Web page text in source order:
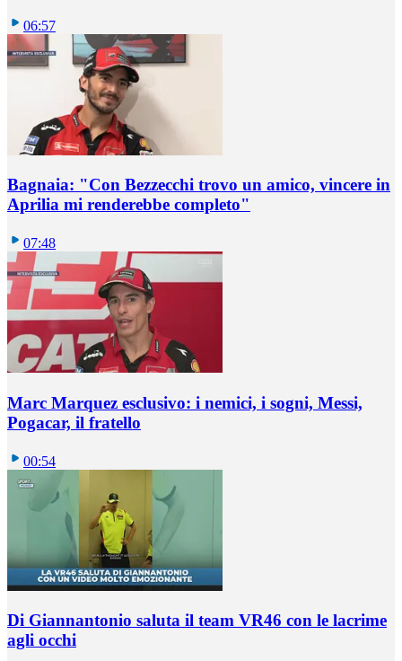
06:57
Bagnaia: "Con Bezzecchi trovo un amico, vincere in
Aprilia mi renderebbe completo"
07:48
Marc Marquez esclusivo: i nemici, i sogni, Messi,
Pogacar, il fratello
00:54
Di Giannantonio saluta il team VR46 con le lacrime
agli occhi